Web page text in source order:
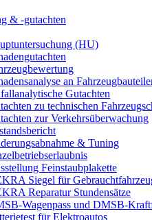
& -gutachten
(HU)
an
Gutachten
zu technischen
zur Verkehrsüberwachung
& Tuning
Feinstaubplakette
Siegel für
Reparatur Stundensätze
Wagenpass und DMSB-
für Elektroautos